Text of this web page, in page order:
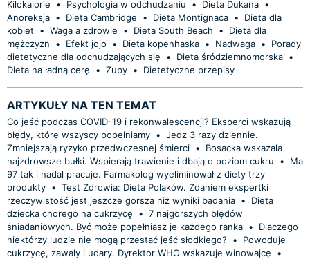
Kilokalorie
• Psychologia w odchudzaniu • Dieta Dukana •
Anoreksja • Dieta Cambridge • Dieta Montignaca •
Dieta dla
kobiet
• Waga a zdrowie • Dieta South Beach •
Dieta dla
mężczyzn
• Efekt jojo • Dieta kopenhaska • Nadwaga •
Porady
dietetyczne dla odchudzających się
• Dieta śródziemnomorska •
Dieta na ładną cerę
• Zupy • Dietetyczne przepisy
ARTYKUŁY NA TEN TEMAT
Co jeść podczas COVID-19 i rekonwalescencji? Eksperci wskazują
błędy, które wszyscy popełniamy • Jedz 3 razy dziennie.
Zmniejszają ryzyko przedwczesnej śmierci •
Bosacka wskazała
najzdrowsze bułki. Wspierają trawienie i dbają o poziom cukru
•
Ma
97 tak i nadal pracuje. Farmakolog wyeliminował z diety trzy
produkty • Test Zdrowia: Dieta Polaków. Zdaniem ekspertki
rzeczywistość jest jeszcze gorsza niż wyniki badania •
Dieta
dziecka chorego na cukrzycę
• 7 najgorszych błędów
śniadaniowych. Być może popełniasz je każdego ranka •
Dlaczego
niektórzy ludzie nie mogą przestać jeść słodkiego?
•
Powoduje
cukrzycę, zawały i udary. Dyrektor WHO wskazuje winowajcę
•